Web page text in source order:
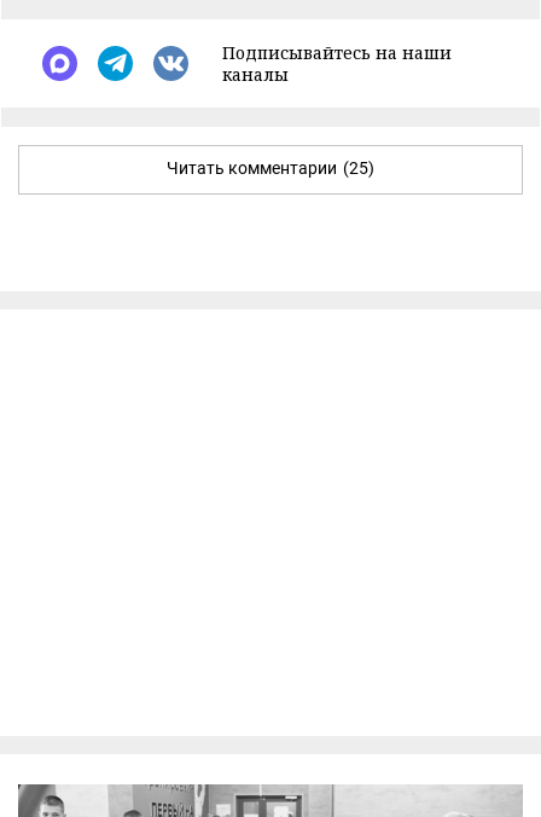
Подписывайтесь на наши
каналы
Читать комментарии (25)